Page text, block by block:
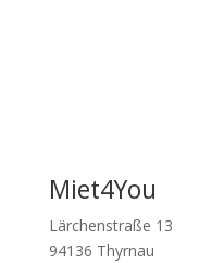
Miet4You
Lärchenstraße 13
94136 Thyrnau